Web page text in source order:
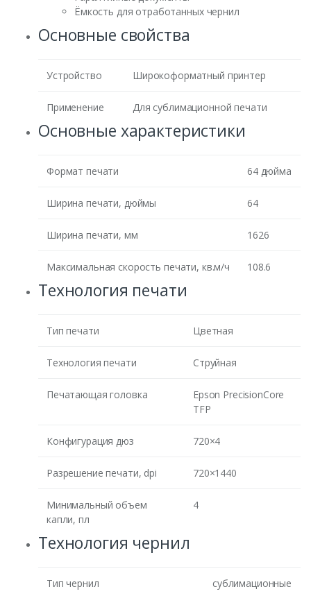
Ёмкость для отработанных чернил
Основные свойства
Устройство Широкоформатный принтер
Применение Для сублимационной печати
Основные характеристики
Формат печати 64 дюйма
Ширина печати, дюймы 64
Ширина печати, мм 1626
Максимальная скорость печати, кв.м/ч 108.6
Технология печати
Тип печати Цветная
Технология печати Струйная
Печатающая головка
Epson PrecisionCore
TFP
Конфигурация дюз 720×4
Разрешение печати, dpi 720×1440
Минимальный объем
капли, пл
4
Технология чернил
Тип чернил сублимационные